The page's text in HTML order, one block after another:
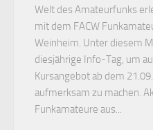
Welt des Amateurfunks
mit dem FACW
Weinheim. Unter diesem
diesjährige Info-Tag, um
Kursangebot ab dem
aufmerksam zu machen.
Funkamateure aus...